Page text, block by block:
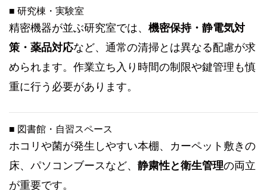
■ 研究棟・実験室
精密機器が並ぶ研究室では、 機密保持・静電気対
策・薬品対応など、通常の清掃とは異なる配慮が求
められます。作業立ち入り時間の制限や鍵管理も慎
重に行う必要があります。
■ 図書館・自習スペース
ホコリや菌が発生しやすい本棚、カーペット敷きの
床、パソコンブースなど、 静粛性と衛生管理の両立
が重要です。